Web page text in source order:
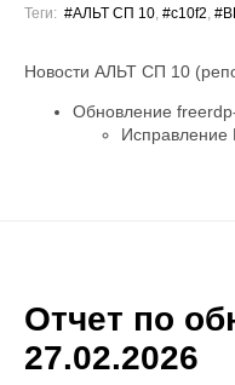
Теги: #АЛЬТ СП 10 #c10f2
Новости АЛЬТ СП 10
Обновление
Исправление
Отчет по
27.02.2026